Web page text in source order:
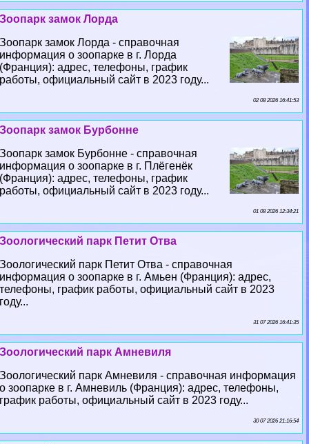
Зоопарк замок Лорда
Зоопарк замок Лорда - справочная
информация о зоопарке в г. Лорда
(Франция): адрес, телефоны, график
работы, официальный сайт в 2023 году...
02 08 2026 16:41:53
Зоопарк замок Бурбонне
Зоопарк замок Бурбонне - справочная
информация о зоопарке в г. Плёгенёк
(Франция): адрес, телефоны, график
работы, официальный сайт в 2023 году...
01 08 2026 12:34:21
Зоологический парк Петит Отва
Зоологический парк Петит Отва - справочная
информация о зоопарке в г. Амьен (Франция): адрес,
телефоны, график работы, официальный сайт в 2023
году...
31 07 2026 16:41:35
Зоологический парк Амневиля
Зоологический парк Амневиля - справочная информация
о зоопарке в г. Амневиль (Франция): адрес, телефоны,
график работы, официальный сайт в 2023 году...
30 07 2026 21:16:54